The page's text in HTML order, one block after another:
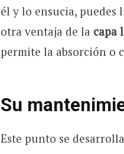
él y lo ensucia,
otra ventaja de la capa
permite la absorción o
Su
Este punto se